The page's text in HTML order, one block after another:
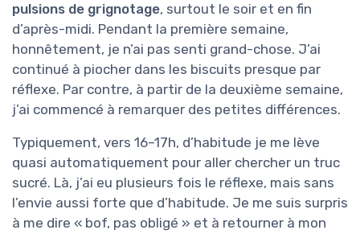
pulsions de grignotage, surtout le soir et en fin
d’après-midi. Pendant la première semaine,
honnêtement, je n’ai pas senti grand-chose. J’ai
continué à piocher dans les biscuits presque par
réflexe. Par contre, à partir de la deuxième semaine,
j’ai commencé à remarquer des petites différences.
Typiquement, vers 16–17h, d’habitude je me lève
quasi automatiquement pour aller chercher un truc
sucré. Là, j’ai eu plusieurs fois le réflexe, mais sans
l’envie aussi forte que d’habitude. Je me suis surpris
à me dire « bof, pas obligé » et à retourner à mon